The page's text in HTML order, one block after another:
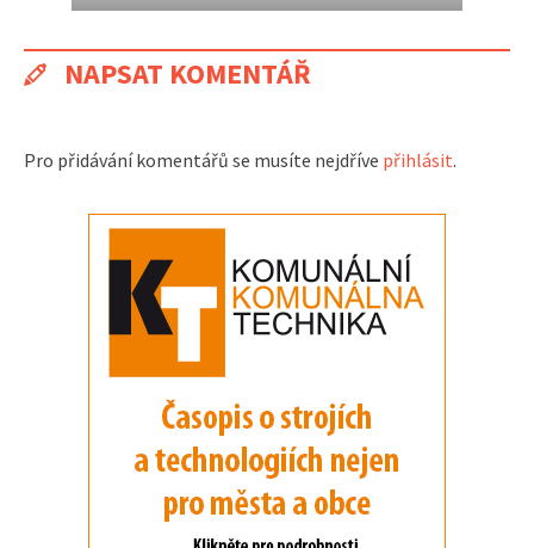
NAPSAT KOMENTÁŘ
Pro přidávání komentářů se musíte nejdříve přihlásit.